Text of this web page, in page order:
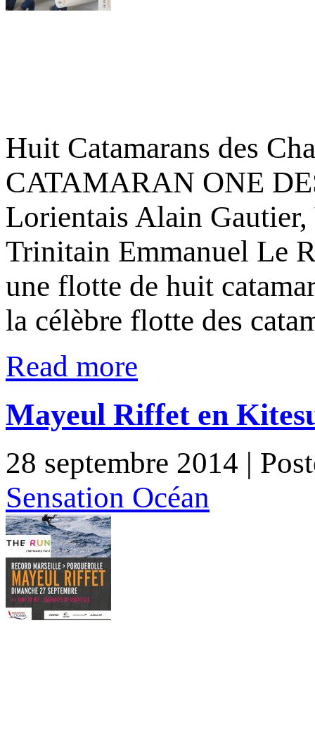
Huit Catamarans des
CATAMARAN ONE
Lorientais Alain
Trinitain Emmanuel Le
une flotte de huit
la célèbre flotte des
Read more
Mayeul Riffet en
28 septembre 2014 |
Sensation Océan